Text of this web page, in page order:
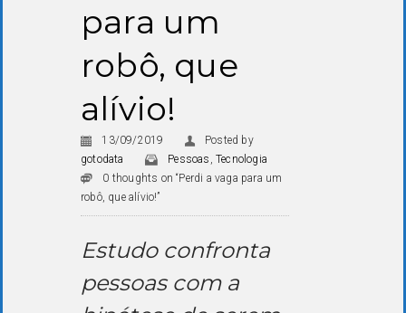
para um
robô, que
alívio!
13/09/2019
Posted by
gotodata
Pessoas ,Tecnologia
0 thoughts on “Perdi a vaga para um
robô, que alívio!”
Estudo confronta
pessoas com a